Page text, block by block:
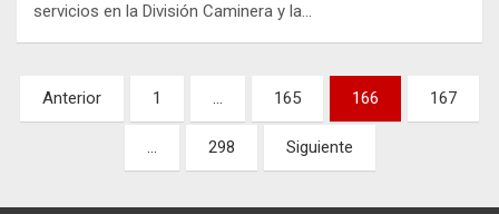
servicios en la División Caminera y la…
Paginación
de
entradas
Anterior 1 … 165 166 167
… 298 Siguiente